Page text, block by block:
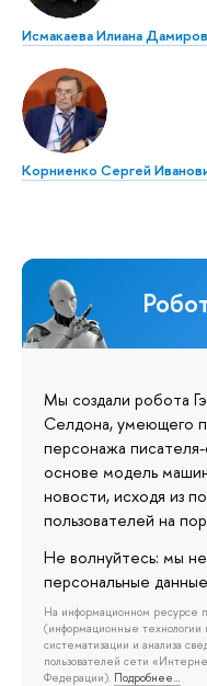
Исмакаева Илиана
Корниенко Сергей
Мы создали робота
Селдона, умеющего
персонажа
основе модель
новости, исходя из
пользователей на
Не волнуйтесь: мы
персональные
На информационном ресурсе
(информационные технологии
систематизации и анализа
пользователей сети
Федерации). Подробнее…